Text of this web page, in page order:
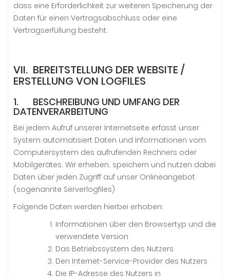
dass eine Erforderlichkeit zur weiteren Speicherung der
Daten für einen Vertragsabschluss oder eine
Vertragserfüllung besteht.
VII. BEREITSTELLUNG DER WEBSITE /
ERSTELLUNG VON LOGFILES
1. BESCHREIBUNG UND UMFANG DER
DATENVERARBEITUNG
Bei jedem Aufruf unserer Internetseite erfasst unser
System automatisiert Daten und Informationen vom
Computersystem des aufrufenden Rechners oder
Mobilgerätes. Wir erheben, speichern und nutzen dabei
Daten über jeden Zugriff auf unser Onlineangebot
(sogenannte Serverlogfiles)
Folgende Daten werden hierbei erhoben:
Informationen über den Browsertyp und die
verwendete Version
Das Betriebssystem des Nutzers
Den Internet-Service-Provider des Nutzers
Die IP-Adresse des Nutzers in